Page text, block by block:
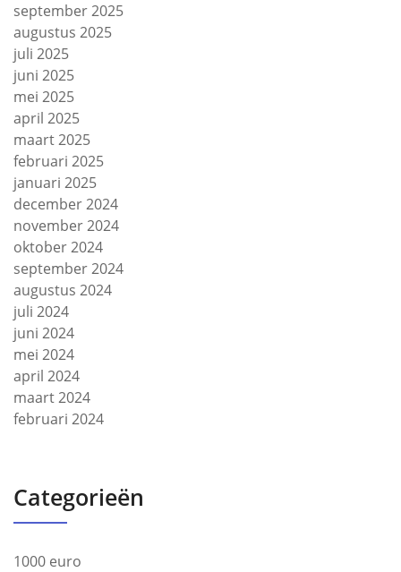
september 2025
augustus 2025
juli 2025
juni 2025
mei 2025
april 2025
maart 2025
februari 2025
januari 2025
december 2024
november 2024
oktober 2024
september 2024
augustus 2024
juli 2024
juni 2024
mei 2024
april 2024
maart 2024
februari 2024
Categorieën
1000 euro